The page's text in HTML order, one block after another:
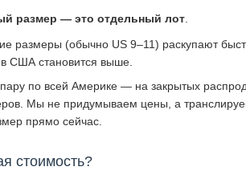
размер — это отдельный лот
размеры (обычно US 9–11) раскупают
в США становится выше.
по всей Америке — на закрытых
Мы не придумываем цены, а
прямо сейчас.
стоимость?